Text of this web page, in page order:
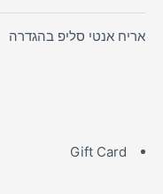
אריח אנטי סליפ בהגדרה
Gift Card